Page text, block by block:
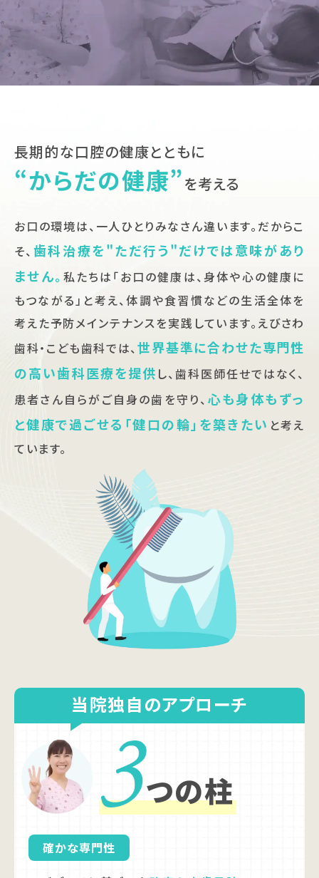
長期的な口腔の健康とともに
“からだの健康”を考える
お口の環境は、一人ひとりみなさん違います。 だからこ
そ、 歯科治療を"ただ行う"だけでは意味があり
ません。 私たちは「お口の健康は、身体や心の健康に
もつながる」と考え、体調や食習慣などの生活全体を
考えた予防メインテナンスを実践しています。 えびさわ
歯科・こども歯科では、世界基準に合わせた専門性
の高い歯科医療を提供 し、歯科医師任せではなく、
患者さん自らがご自身の歯を守り、 心も身体もずっ
と健康で過ごせる「健口の輪」を築きたい と考え
ています。
当院独自のアプローチ
つの柱
確かな専門性